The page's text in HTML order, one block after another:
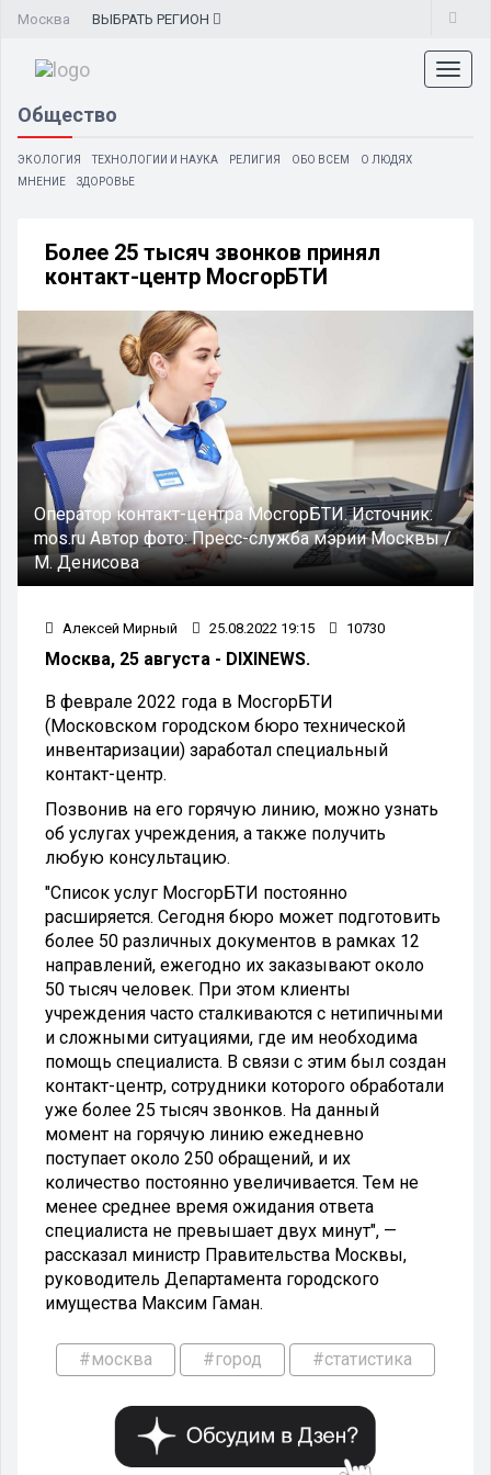
Москва ВЫБРАТЬ РЕГИОН
Общество
ЭКОЛОГИЯ ТЕХНОЛОГИИ И НАУКА РЕЛИГИЯ ОБО ВСЕМ
О ЛЮДЯХ
МНЕНИЕ
ЗДОРОВЬЕ
Более 25 тысяч звонков принял
контакт-центр МосгорБТИ
Оператор контакт-центра МосгорБТИ.Источник:
mos.ruАвтор фото:Пресс-служба мэрии Москвы /
М. Денисова
Алексей Мирный 25.08.2022 19:15 10730
Москва, 25 августа - DIXINEWS.
В феврале 2022 года в МосгорБТИ
(Московском городском бюро технической
инвентаризации) заработал специальный
контакт-центр.
Позвонив на его горячую линию, можно узнать
об услугах учреждения, а также получить
любую консультацию.
"Список услуг МосгорБТИ постоянно
расширяется. Сегодня бюро может подготовить
более 50 различных документов в рамках 12
направлений, ежегодно их заказывают около
50 тысяч человек. При этом клиенты
учреждения часто сталкиваются с нетипичными
и сложными ситуациями, где им необходима
помощь специалиста. В связи с этим был создан
контакт-центр, сотрудники которого обработали
уже более 25 тысяч звонков. На данный
момент на горячую линию ежедневно
поступает около 250 обращений, и их
количество постоянно увеличивается. Тем не
менее среднее время ожидания ответа
специалиста не превышает двух минут", —
рассказал министр Правительства Москвы,
руководитель Департамента городского
имущества Максим Гаман.
#москва #город #статистика